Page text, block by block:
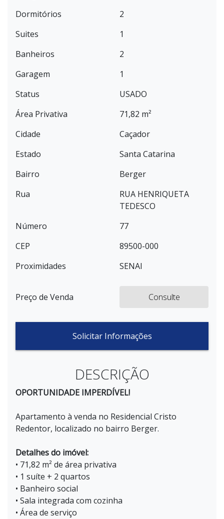
Dormitórios
2
Suites
1
Banheiros
2
Garagem
1
Status
USADO
Área Privativa
71,82 m²
Cidade
Caçador
Estado
Santa Catarina
Bairro
Berger
Rua
RUA HENRIQUETA
TEDESCO
Número
77
CEP
89500-000
Proximidades
SENAI
Preço de Venda Consulte
Solicitar Informações
DESCRIÇÃO
OPORTUNIDADE IMPERDÍVEL!
Apartamento à venda no Residencial Cristo
Redentor, localizado no bairro Berger.
Detalhes do imóvel:
• 71,82 m² de área privativa
• 1 suíte + 2 quartos
• Banheiro social
• Sala integrada com cozinha
• Área de serviço